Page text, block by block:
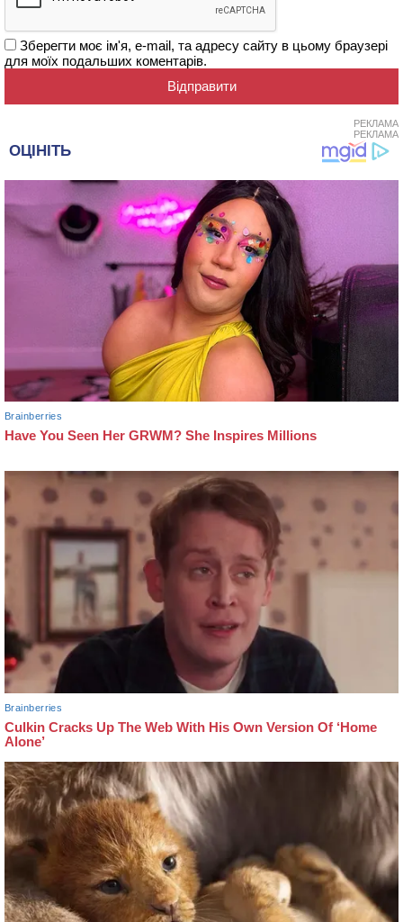
Зберегти моє ім'я, e-mail, та адресу сайту в цьому браузері
для моїх подальших коментарів.
РЕКЛАМА
РЕКЛАМА